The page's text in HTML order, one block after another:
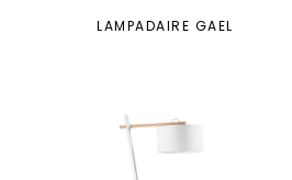
LAMPADAIRE GAEL